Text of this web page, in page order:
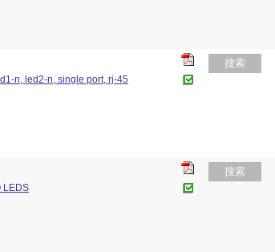
n, led2-n, single port, rj-45
搜索
LEDS
搜索